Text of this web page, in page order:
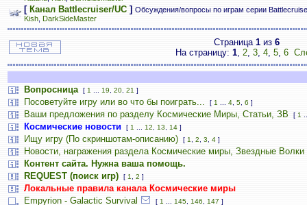
[ Канал Battlecruiser/UC ] Обсуждения/вопросы по играм серии
Kish DarkSideMaster
Страница 1 из 6
На страницу: 1, 2, 3, 4, 5, 6
Вопросница [ 1 19 20 21 ]
Посоветуйте игру или во что бы поиграть... [ 1 4 5 6 ]
Ваши предложения по разделу Космические Миры, Статьи, ЗВ [ 1
Космические новости [ 1 12 13 14 ]
Ищу игру (По скриншотам-описанию) [ 1 2 3 4 ]
Новости, награжения раздела Космические миры, Звездные Волки
Контент сайта. Нужна ваша помощь.
REQUEST (поиск игр)
[ 1 2 ]
Локальные правила канала Космические миры
Empyrion - Galactic Survival
[ 1 145 146 147 ]